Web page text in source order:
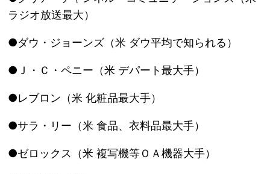
ラジオ放送最大）
●ダウ・ジョーンズ（米 ダウ平均で知られる）
●Ｊ・Ｃ・ペニー（米 デパート最大手）
●レブロン（米 化粧品最大手）
●サラ・リー（米 食品、衣料品最大手）
●ゼロックス（米 複写機等ＯＡ機器大手）